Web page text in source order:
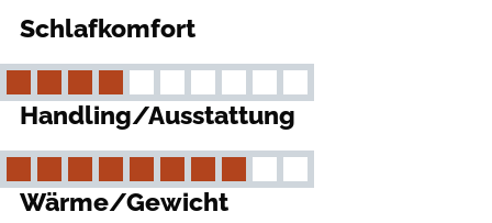
Schlafkomfort
Handling/Ausstattung
Wärme/Gewicht